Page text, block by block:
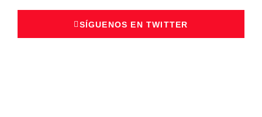
SÍGUENOS EN TWITTER